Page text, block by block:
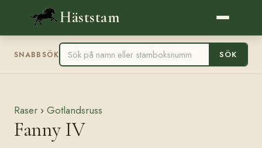
Häststam
SNABBSÖK SÖK
Raser › Gotlandsruss
Fanny IV